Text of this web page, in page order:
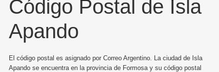
Código Postal de Isla
Apando
El código postal es asignado por Correo Argentino. La ciudad de Isla
Apando se encuentra en la provincia de Formosa y su código postal